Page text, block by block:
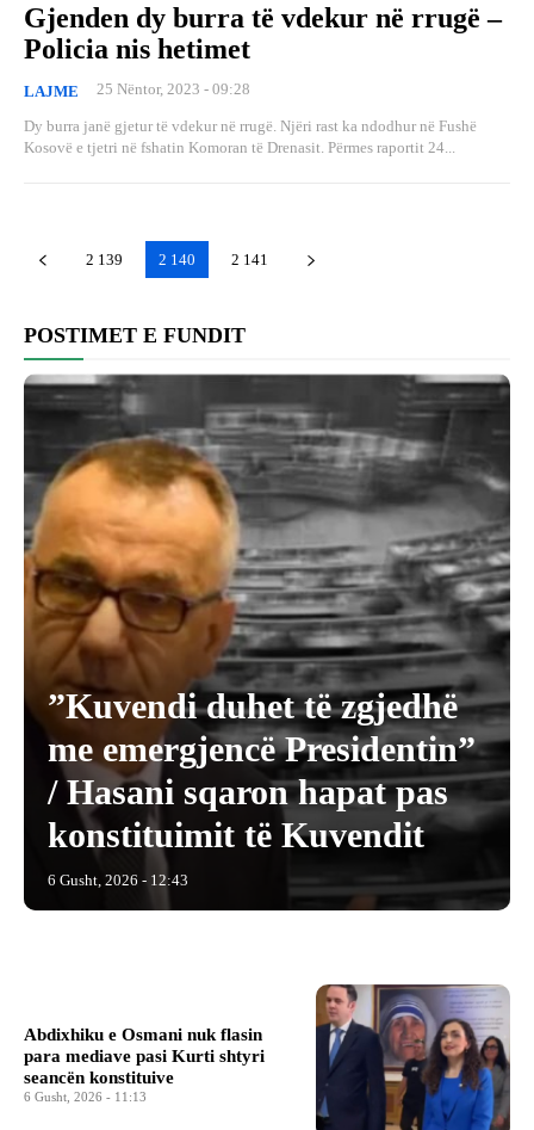
Gjenden dy burra të vdekur në rrugë –
Policia nis hetimet
LAJME 25 Nëntor, 2023 - 09:28
Dy burra janë gjetur të vdekur në rrugë. Njëri rast ka ndodhur në Fushë
Kosovë e tjetri në fshatin Komoran të Drenasit. Përmes raportit 24...
2 139 2 140 2 141
POSTIMET E FUNDIT
​”Kuvendi duhet të zgjedhë
me emergjencë Presidentin”
/ Hasani sqaron hapat pas
konstituimit të Kuvendit
6 Gusht, 2026 - 12:43
Abdixhiku e Osmani nuk flasin
para mediave pasi Kurti shtyri
seancën konstituive
6 Gusht, 2026 - 11:13